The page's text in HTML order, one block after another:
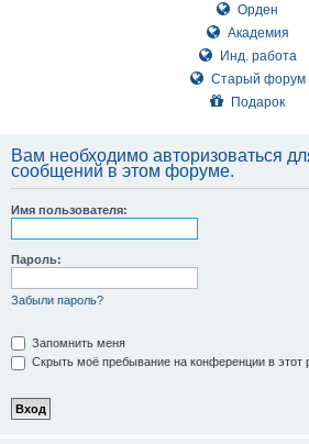
Орден
Академия
Инд. работа
Старый форум
Подарок
Вам необходимо авторизоваться
сообщений в этом форуме.
Имя пользователя:
Пароль:
Забыли пароль?
Запомнить меня
Скрыть моё пребывание на конференции в этот